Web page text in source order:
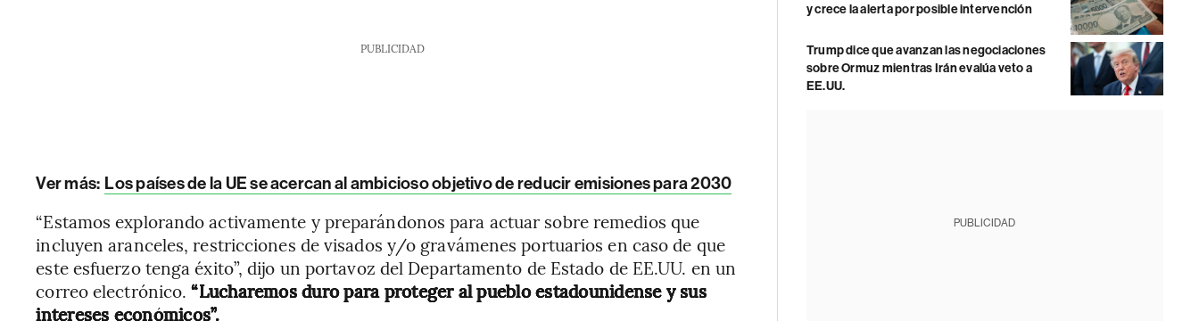
PUBLICIDAD
Ver más: Los países de la UE se acercan al ambicioso objetivo de reducir emisiones para 2030
“Estamos explorando activamente y preparándonos para actuar sobre remedios que
incluyen aranceles, restricciones de visados y/o gravámenes portuarios en caso de que
este esfuerzo tenga éxito”, dijo un portavoz del Departamento de Estado de EE.UU. en un
correo electrónico.“Lucharemos duro para proteger al pueblo estadounidense y sus
intereses económicos”.
y crece la alerta por posible intervención
Trump dice que avanzan las negociaciones
sobre Ormuz mientras Irán evalúa veto a
EE.UU.
PUBLICIDAD